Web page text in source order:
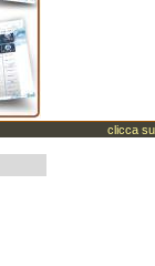
clicca